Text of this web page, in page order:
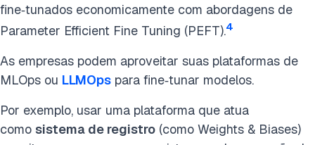
fine‑tunados economicamente com abordagens de
Parameter Efficient Fine Tuning (PEFT).4
As empresas podem aproveitar suas plataformas de
MLOps ou LLMOps para fine‑tunar modelos.
Por exemplo, usar uma plataforma que atua
como sistema de registro (como Weights & Biases)